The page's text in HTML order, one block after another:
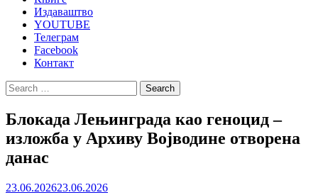
Издаваштво
YOUTUBE
Телеграм
Facebook
Контакт
Search
for:
Блокада Лењинграда као геноцид –
изложба у Архиву Војводине отворена
данас
23.06.202623.06.2026